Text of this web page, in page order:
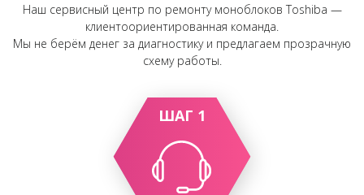
Наш сервисный центр по ремонту моноблоков Toshiba —
клиентоориентированная команда.
Мы не берём денег за диагностику и предлагаем прозрачную
схему работы.
ШАГ 1